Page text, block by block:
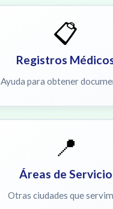
📋
Registros
Ayuda para obtener
📍
Áreas de Servicio
Otras ciudades que